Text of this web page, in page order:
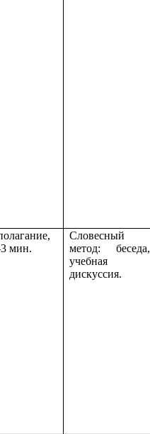
мин.
Словесный
метод: беседа,
учебная
дискуссия.